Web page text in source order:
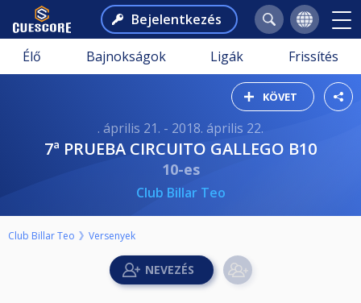
Bejelentkezés
Élő Bajnokságok Ligák Frissítés
KÖVET
. április 21. - 2018. április 22.
7ª PRUEBA CIRCUITO GALLEGO B10
10-es
Club Billar Teo
Club Billar Teo Versenyek